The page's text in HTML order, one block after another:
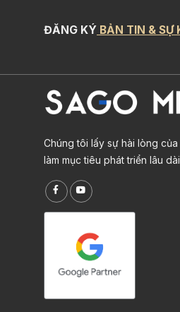
ĐĂNG KÝ BẢN TIN & SỰ
Chúng tôi lấy sự hài lòng
làm mục tiêu phát triển lâu